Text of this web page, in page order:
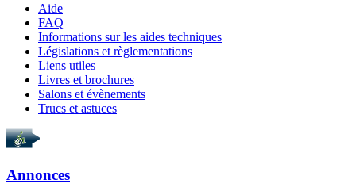
Aide
FAQ
Informations sur les aides techniques
Législations et règlementations
Liens utiles
Livres et brochures
Salons et évènements
Trucs et astuces
Annonces